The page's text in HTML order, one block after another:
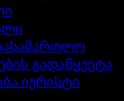
გადაწყვეტა
იურისტი